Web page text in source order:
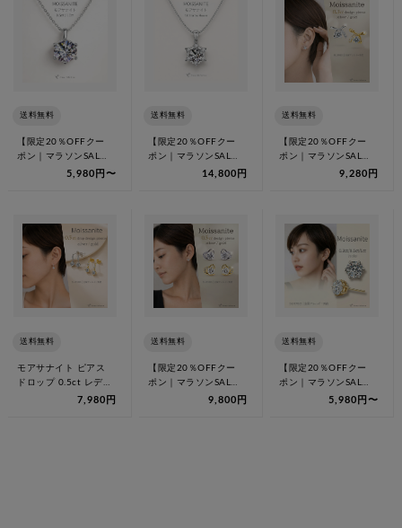
送料無料
【限定20％OFFクー
ポン｜マラソンSALE
8/11 1:59迄】モアサ
5,980円〜
送料無料
【限定20％OFFクー
ポン｜マラソンSALE
8/11 1:59迄】モアサ
14,800円
送料無料
【限定20％OFFクー
ポン｜マラソンSALE
8/11 1:59迄】モアサ
9,280円
送料無料
モアサナイト ピアス
ドロップ 0.5ct レディ
ース 3石 揺れる レデ
7,980円
送料無料
【限定20％OFFクー
ポン｜マラソンSALE
8/11 1:59迄】モアサ
9,800円
送料無料
【限定20％OFFクー
ポン｜マラソンSALE
8/11 1:59迄】モアサ
5,980円〜